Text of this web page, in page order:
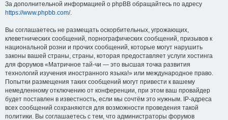
За дополнительной информацией о phpBB обращайтесь по адресу
https://www.phpbb.com/.
Вы соглашаетесь не размещать оскорбительных, угрожающих,
клеветнических сообщений, порнографических сообщений, призывов к
национальной розни и прочих сообщений, которые могут нарушить
законы вашей страны, страны, которая предоставляет услуги хостинга
для форумов «Матричное тай-чи — это высшая точка развития
технологий изучения иностранного языка!» или международное право.
Попытки размещения таких сообщений могут привести к вашему
немедленному отключению от конференции, при этом ваш провайдер
будет поставлен в известность, если мы сочтём это нужным. IP-адреса
всех сообщений сохраняются для возможности проведения такой
политики. Вы соглашаетесь с тем, что администраторы форумов